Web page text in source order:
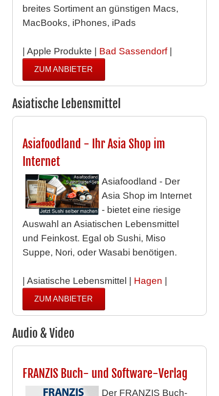
breites Sortiment an günstigen Macs,
MacBooks, iPhones, iPads
| Apple Produkte | Bad Sassendorf|
ZUM ANBIETER
Asiatische Lebensmittel
Asiafoodland - Ihr Asia Shop im
Internet
Asiafoodland - Der
Asia Shop im Internet
- bietet eine riesige
Auswahl an Asiatischen Lebensmittel
und Feinkost. Egal ob Sushi, Miso
Suppe, Nori, oder Wasabi benötigen.
| Asiatische Lebensmittel | Hagen |
ZUM ANBIETER
Audio & Video
FRANZIS Buch- und Software-Verlag
Der FRANZIS Buch-